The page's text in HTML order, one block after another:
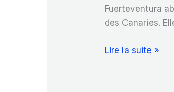
Fuerteventura
des Canaries.
Le
Lire la suite »